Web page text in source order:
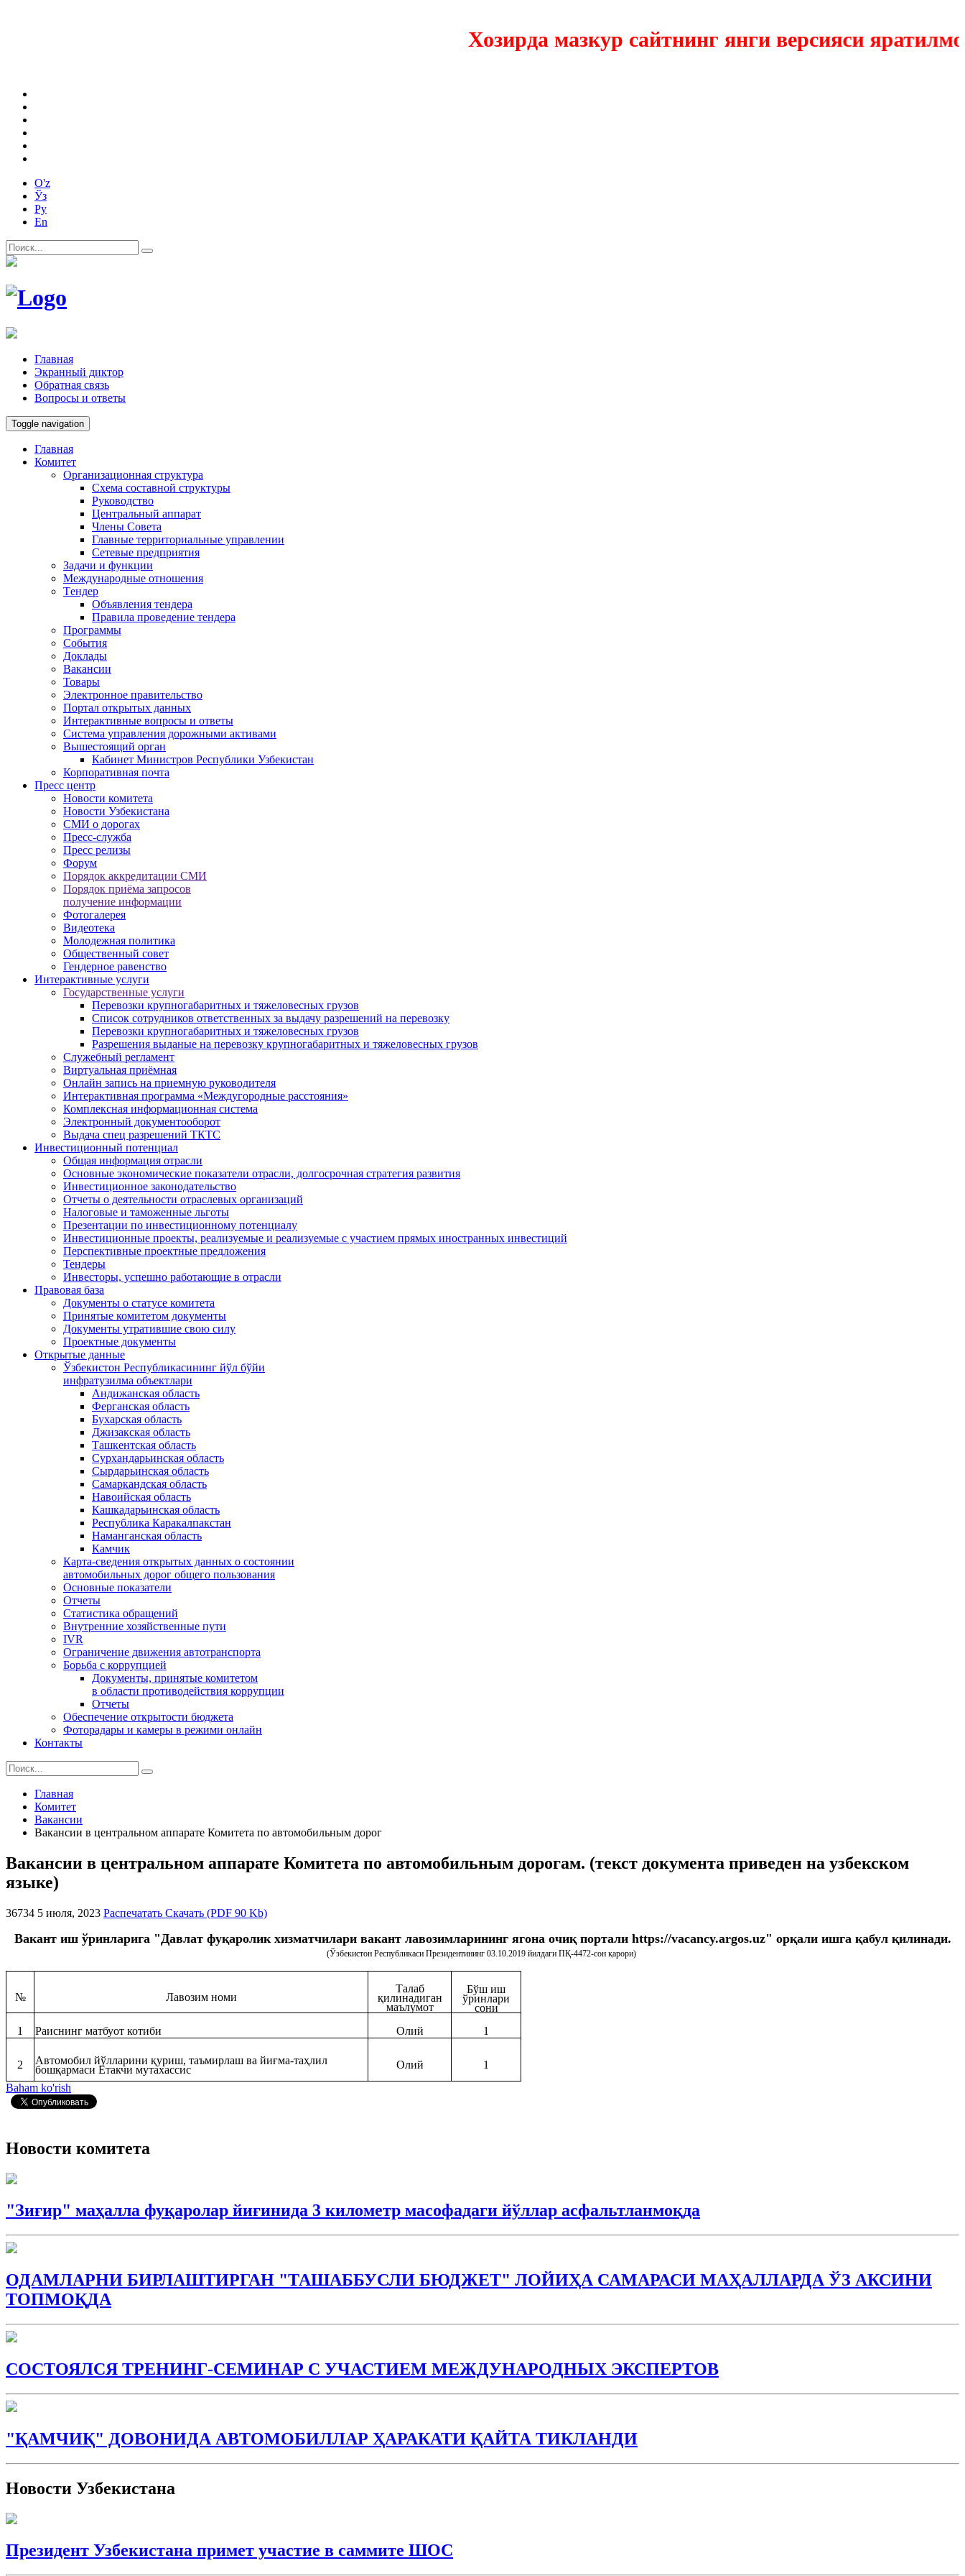
Хозирда мазкур сайтнинг янги версияси яратилмокда
O'z
Ўз
Ру
En
Главная
Экранный диктор
Обратная связь
Вопросы и ответы
Toggle navigation
Главная
Комитет
Организационная структура
Схема составной структуры
Руководство
Центральный аппарат
Члены Совета
Главные территориальные управлении
Сетевые предприятия
Задачи и функции
Международные отношения
Tендер
Объявления тендера
Правила проведение тендера
Программы
Cобытия
Доклады
Вакансии
Товары
Электронное правительство
Портал открытых данных
Интерактивные вопросы и ответы
Система управления дорожными активами
Вышестоящий орган
Кабинет Министров Республики Узбекистан
Корпоративная почта
Пресс центр
Новости комитета
Новости Узбекистана
СМИ о дорогах
Пресс-служба
Пресс релизы
Форум
Порядок аккредитации СМИ
Порядок приёма запросов
получение информации
Фотогалерея
Видеотека
Молодежная политика
Общественный совет
Гендерное равенство
Интерактивные услуги
Государственные услуги
Перевозки крупногабаритных и тяжеловесных грузов
Список сотрудников ответственных за выдачу разрешений на перевозку
Перевозки крупногабаритных и тяжеловесных грузов
Разрешения выданые на перевозку крупногабаритных и тяжеловесных грузов
Служебный регламент
Виртуальная приёмная
Онлайн запись на приемную руководителя
Интерактивная программа «Междугородные расстояния»
Комплексная информационная система
Электронный документооборот
Выдача спец разрешений ТКТС
Инвестиционный потенциал
Общая информация отрасли
Основные экономические показатели отрасли, долгосрочная стратегия развития
Инвестиционное законодательство
Отчеты о деятельности отраслевых организаций
Налоговые и таможенные льготы
Презентации по инвестиционному потенциалу
Инвестиционные проекты, реализуемые и реализуемые с участием прямых иностранных инвестиций
Перспективные проектные предложения
Тендеры
Инвесторы, успешно работающие в отрасли
Правовая база
Документы о статусе комитета
Принятые комитетом документы
Документы утратившие свою силу
Проектные документы
Открытые данные
Ўзбекистон Республикасининг йўл бўйи
инфратузилма объектлари
Андижанская область
Ферганская область
Бухарская область
Джизакская область
Ташкентская область
Сурхандарьинская область
Сырдарьинская область
Самаркандская область
Навоийская область
Кашкадарьинская область
Республика Каракалпакстан
Наманганская область
Камчик
Карта-сведения открытых данных о состоянии
автомобильных дорог общего пользования
Основные показатели
Отчеты
Статистика обращений
Внутренние хозяйственные пути
IVR
Ограничение движения автотранспорта
Борьба с коррупцией
Документы, принятые комитетом
в области противодействия коррупции
Отчеты
Обеспечение открытости бюджета
Фоторадары и камеры в режими онлайн
Контакты
Главная
Комитет
Вакансии
Вакансии в центральном аппарате Комитета по автомобильным дорог
Вакансии в центральном аппарате Комитета по автомобильным дорогам. (текст документа приведен на узбекском
языке)
36734 5 июля, 2023 Распечатать Скачать (PDF 90 Kb)
Вакант иш ўринларига "Давлат фуқаролик хизматчилари вакант лавозимларининг ягона очиқ портали https://vacancy.argos.uz" орқали ишга қабул қилинади.
(Ўзбекистон Республикаси Президентининг 03.10.2019 йилдаги ПҚ-4472-сон қарори)
№ Лавозим номи
Талаб
қилинадиган
маълумот
Бўш иш
ўринлари
сони
1
Раиснинг матбуот котиби Олий 1
2 Автомобил йўлларини қуриш, таъмирлаш ва йиғма-таҳлил
бошқармаси Етакчи мутахассис Олий
1
Baham ko'rish
Новости комитета
"Зиғир" маҳалла фуқаролар йиғинида 3 километр масофадаги йўллар асфальтланмоқда
ОДАМЛАРНИ БИРЛАШТИРГАН "ТАШАББУСЛИ БЮДЖEТ" ЛОЙИҲА САМАРАСИ МАҲАЛЛАРДА ЎЗ АКСИНИ
ТОПМОҚДА
СОСТОЯЛСЯ ТРЕНИНГ-СЕМИНАР С УЧАСТИЕМ МЕЖДУНАРОДНЫХ ЭКСПЕРТОВ
"ҚАМЧИҚ" ДОВОНИДА АВТОМОБИЛЛАР ҲАРАКАТИ ҚАЙТА ТИКЛАНДИ
Новости Узбекистана
Президент Узбекистана примет участие в саммите ШОС